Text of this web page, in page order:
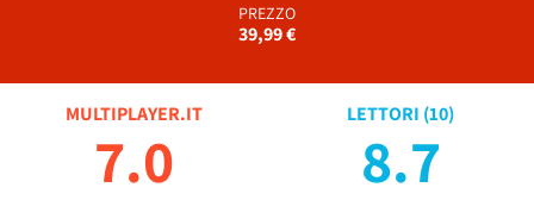
PREZZO
39,99 €
MULTIPLAYER.IT
7.0
LETTORI (10)
8.7